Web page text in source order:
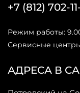
АДРЕСА В
+7 (812) 702-11-
Режим работы:
Сервисные